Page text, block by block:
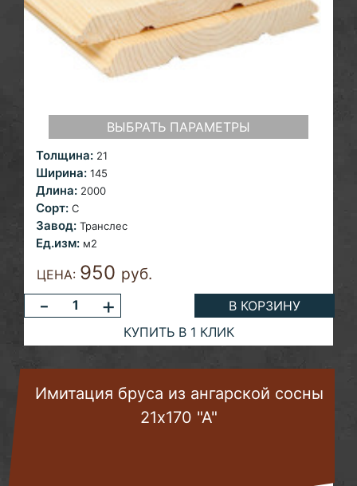
ВЫБРАТЬ ПАРАМЕТРЫ
Толщина: 21
Ширина: 145
Длина: 2000
Сорт: С
Завод: Транслес
Ед.изм: м2
ЦЕНА: 950 руб.
- +
В КОРЗИНУ
КУПИТЬ В 1 КЛИК
Имитация бруса из ангарской сосны
21х170 "А"